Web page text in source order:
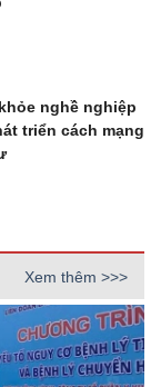
nghề nghiệp
triển cách mạng
Xem thêm >>>